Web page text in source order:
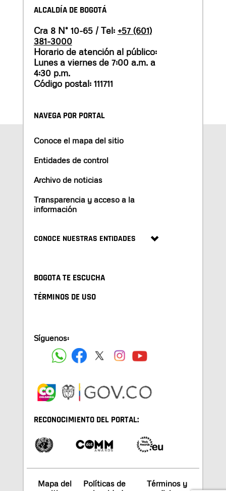
ALCALDÍA DE BOGOTÁ
Cra 8 N° 10-65 / Tel: +57 (601)
381-3000
Horario de atención al público:
Lunes a viernes de 7:00 a.m. a
4:30 p.m.
Código postal: 111711
NAVEGA POR PORTAL
Conoce el mapa del sitio
Entidades de control
Archivo de noticias
Transparencia y acceso a la
información
CONOCE NUESTRAS ENTIDADES
BOGOTA TE ESCUCHA
TÉRMINOS DE USO
Síguenos:
RECONOCIMIENTO DEL PORTAL:
Mapa del
Políticas de
Términos y